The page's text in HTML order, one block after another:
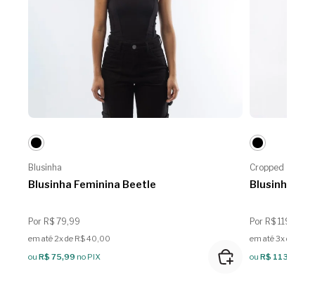
Blusinha
Blusinha Feminina Beetle
Por R$ 79,99
em até 2x de R$ 40,00
ou R$ 75,99 no PIX
Cropped
Blusinha
Por R$ 119,99
em até 3x de R$
ou R$ 113,99